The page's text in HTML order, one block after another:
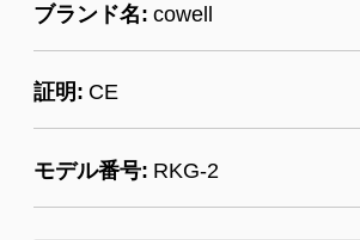
ブランド名: cowell
証明: CE
モデル番号: RKG-2